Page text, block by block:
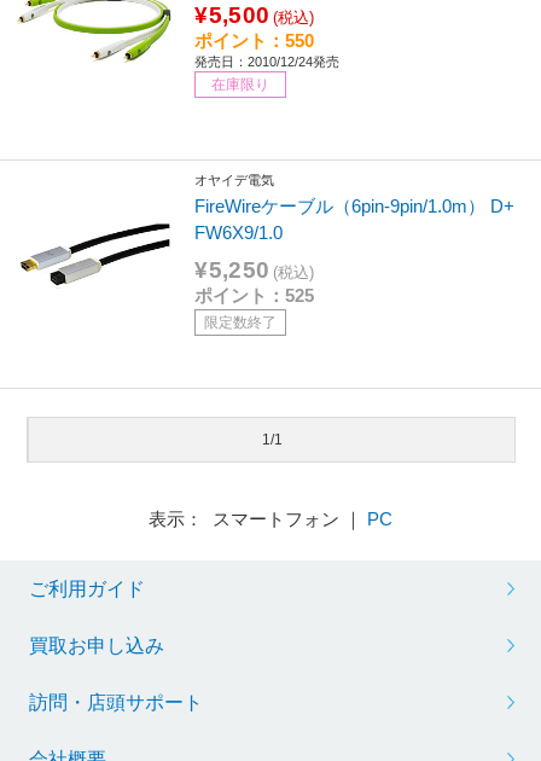
¥5,500 (税込)
ポイント：550
発売日：2010/12/24発売
在庫限り
オヤイデ電気
FireWireケーブル（6pin-9pin/1.0m） D+
FW6X9/1.0
¥5,250 (税込)
ポイント：525
限定数終了
1/1
表示： スマートフォン ｜ PC
ご利用ガイド
買取お申し込み
訪問・店頭サポート